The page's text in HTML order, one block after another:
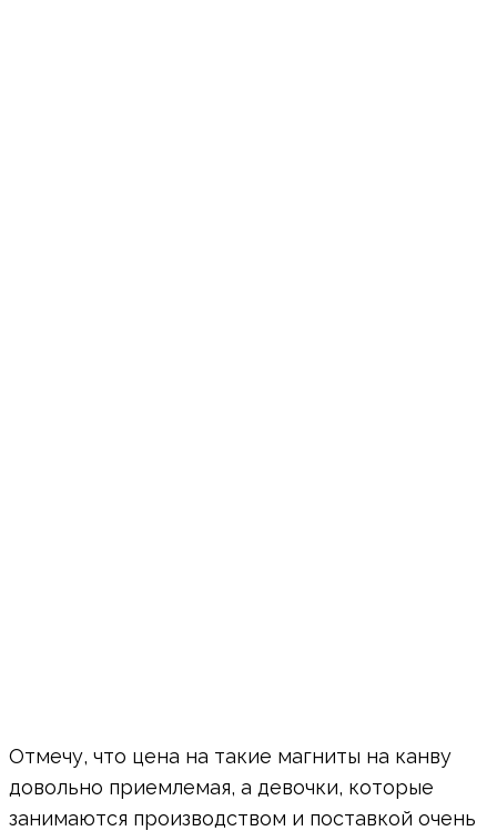
Отмечу, что цена на такие магниты на канву
довольно приемлемая, а девочки, которые
занимаются производством и поставкой очень